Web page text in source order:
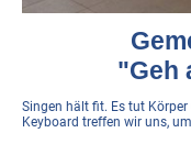
"Geh
Singen hält fit. Es tut
Keyboard treffen wir uns,